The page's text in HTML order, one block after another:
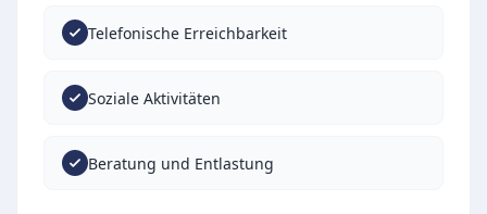
Telefonische Erreichbarkeit
Soziale Aktivitäten
Beratung und Entlastung